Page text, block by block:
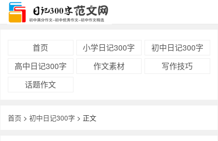
首页 小学日记300字
初中日记300字
高中日记300字
作文素材
写作技巧
话题作文
首页 > 初中日记300字 > 正文